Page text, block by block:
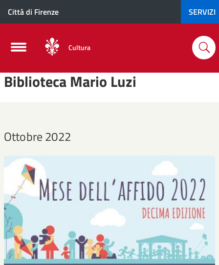
Città di Firenze SERVIZI
Cultura
Biblioteca Mario Luzi
Ottobre 2022